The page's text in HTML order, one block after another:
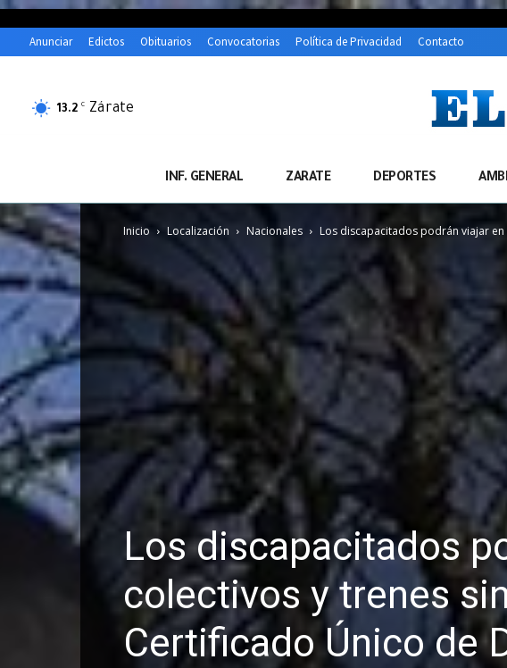
Anunciar Edictos Obituarios Convocatorias Política de Privacidad Contacto
13.2 C Zárate
INF. GENERAL ZARATE DEPORTES
Inicio Localización Nacionales Los discapacitados podrán viajar
Los discapacitados
colectivos y trenes
Certificado Único de